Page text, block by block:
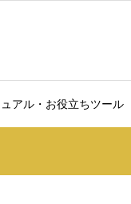
アル・お役立ちツール